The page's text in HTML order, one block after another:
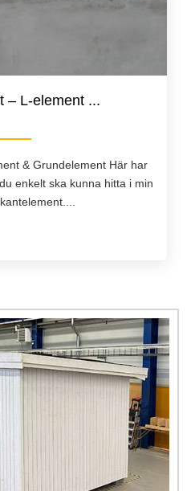
– L-element ...
& Grundelement Här har
enkelt ska kunna hitta i min